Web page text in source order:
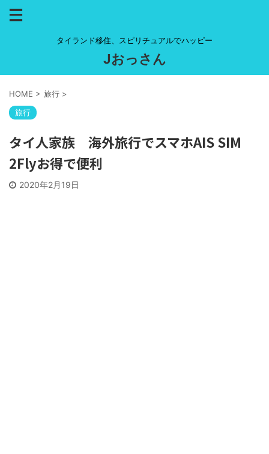
タイランド移住、スピリチュアルでハッピー
Jおっさん
HOME > 旅行 >
旅行
タイ人家族 海外旅行でスマホAIS SIM
2Flyお得で便利
2020年2月19日